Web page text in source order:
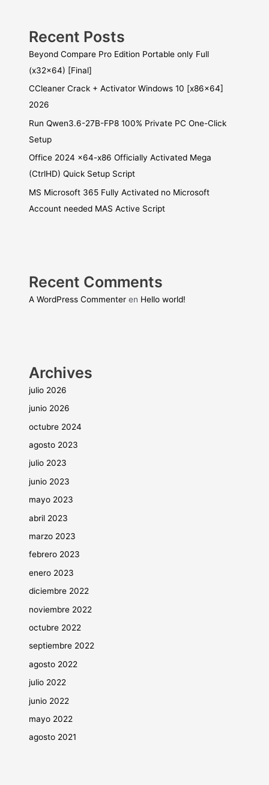
Recent Posts
Beyond Compare Pro Edition Portable only Full
(x32x64) [Final]
CCleaner Crack + Activator Windows 10 [x86x64]
2026
Run Qwen3.6-27B-FP8 100% Private PC One-Click
Setup
Office 2024 x64-x86 Officially Activated Mega
(CtrlHD) Quick Setup Script
MS Microsoft 365 Fully Activated no Microsoft
Account needed MAS Active Script
Recent Comments
A WordPress Commenter en Hello world!
Archives
julio 2026
junio 2026
octubre 2024
agosto 2023
julio 2023
junio 2023
mayo 2023
abril 2023
marzo 2023
febrero 2023
enero 2023
diciembre 2022
noviembre 2022
octubre 2022
septiembre 2022
agosto 2022
julio 2022
junio 2022
mayo 2022
agosto 2021